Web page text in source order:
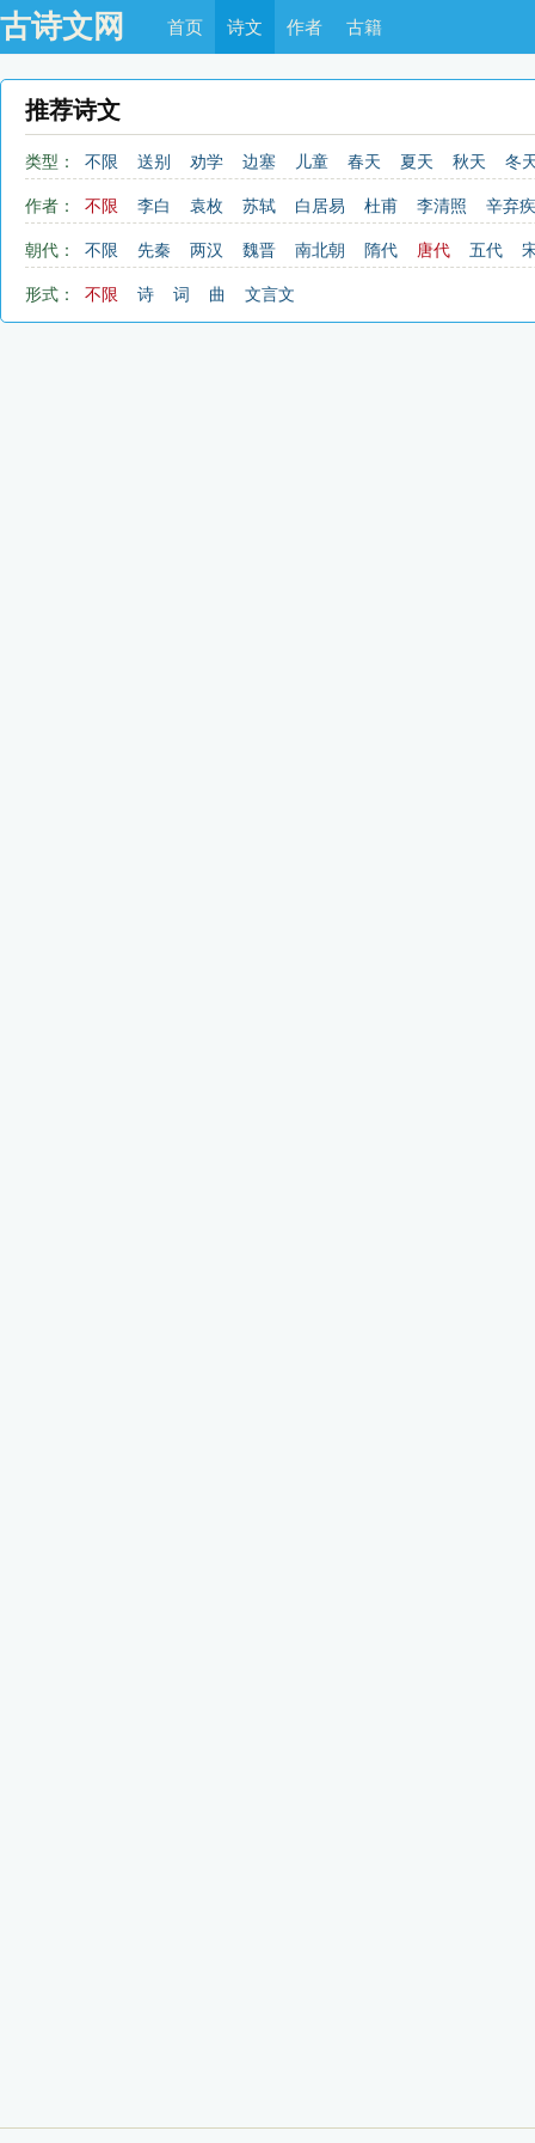
古诗文网 首页 诗文 作者 古籍
推荐诗文
类型： 不限 送别 劝学 边塞 儿童 春天 夏天 秋天
冬
思乡
咏物 爱情 田园 民歌 民谣 山水 怀古
励志
战争 荷花 题画 感恩 动物 散曲 感怀
青春
写山 论诗 游仙
作者： 不限 李白 袁枚 苏轼 白居易 杜甫 李清照
辛弃疾
陆游
陶渊明 刘禹锡 李煜 杜牧 韩愈 欧阳修
朝代： 不限 先秦 两汉 魏晋 南北朝 隋代 唐代 五代
清代
近现代
形式： 不限 诗 词 曲 文言文